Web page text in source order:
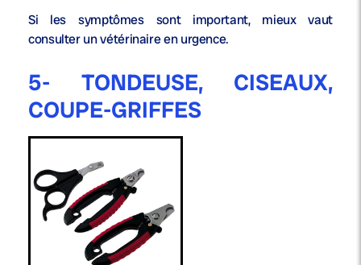
Si les symptômes sont important, mieux vaut
consulter un vétérinaire en urgence.
5- TONDEUSE, CISEAUX,
COUPE-GRIFFES